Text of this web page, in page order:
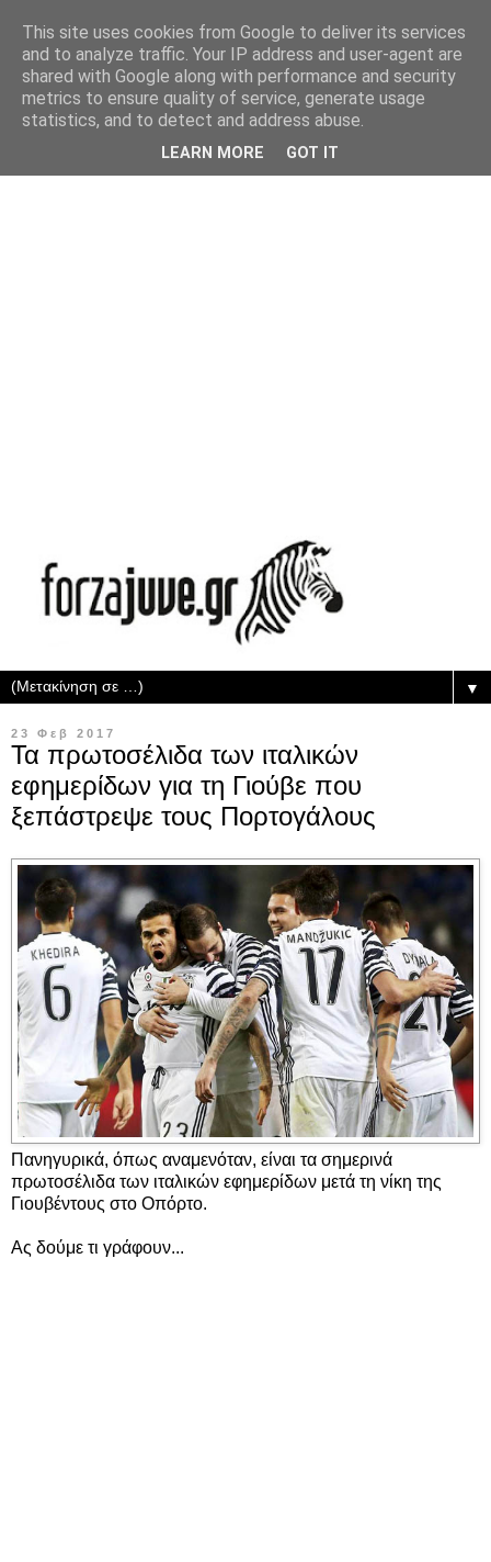
▼
23 Φεβ 2017
Τα πρωτοσέλιδα των ιταλικών
εφημερίδων για τη Γιούβε που
ξεπάστρεψε τους Πορτογάλους
Πανηγυρικά, όπως αναμενόταν, είναι τα σημερινά
πρωτοσέλιδα των ιταλικών εφημερίδων μετά τη νίκη της
Γιουβέντους στο Οπόρτο.
Ας δούμε τι γράφουν...
This site uses cookies from Google to deliver its services
and to analyze traffic. Your IP address and user-agent are
shared with Google along with performance and security
metrics to ensure quality of service, generate usage
statistics, and to detect and address abuse.
LEARN MORE GOT IT